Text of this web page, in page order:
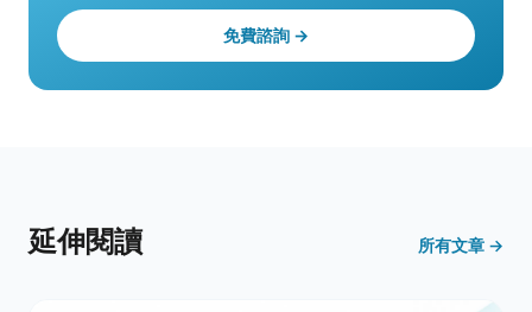
免費諮詢 →
延伸閱讀 所有文章 →